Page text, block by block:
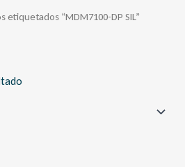
etiquetados “MDM7100-DP SIL”